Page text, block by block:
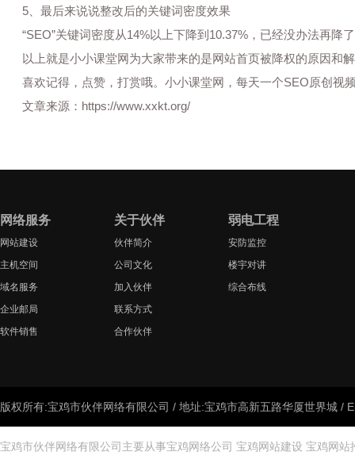
5、最后来说说整改后的关键词密度效果
“SEO”关键词密度从14%以上下降到10.37%，已经没办法再降
以上就是小小课堂网为大家带来的是网站首页被降权的原因和
喜欢记得，点赞，打赏哦。小小课堂网，每天一个SEO原创视
文章来源： https://www.xxkt.org/
网络服务
网站建设
主机空间
域名服务
企业邮局
软件销售
关于伙伴
伙伴简介
公司文化
加入伙伴
联系方式
合作伙伴
弱电工程
安防监控
楼宇对讲
综合布线
版权所有:宝鸡市伙伴网络有限公司 / 地址:宝鸡市高新五路华厦世界城 /
宝鸡市伙伴网络有限公司主要从事宝鸡网络公司 宝鸡网站建设 宝鸡网站